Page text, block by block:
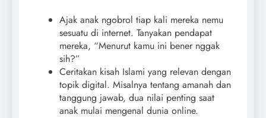
Ajak anak ngobrol tiap kali mereka nemu
sesuatu di internet. Tanyakan pendapat
mereka, “Menurut kamu ini bener nggak
sih?”
Ceritakan kisah Islami yang relevan dengan
topik digital. Misalnya tentang amanah dan
tanggung jawab, dua nilai penting saat
anak mulai mengenal dunia online.